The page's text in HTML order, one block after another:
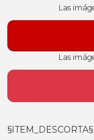
Las
Las
§ITEM_DESCORTA§